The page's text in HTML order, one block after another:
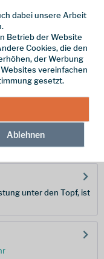
zur Verfügung!
unter den Topf, ist
dabei unsere Arbeit
Betrieb der Website
Cookies, die den
der Werbung
vereinfachen
gesetzt.
Ablehnen